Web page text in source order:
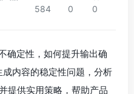
584 0 0
确定性，如何提升输出确
内容的稳定性问题，分析
提供实用策略，帮助产品